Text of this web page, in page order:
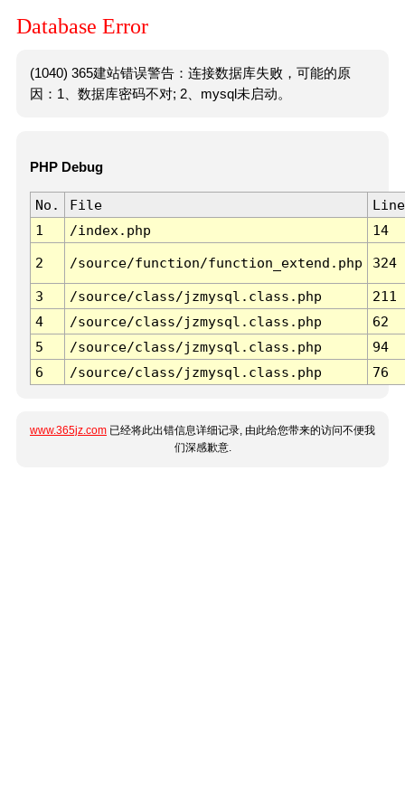
Database Error
(1040) 365建站错误警告：连接数据库失败，可能的原
因：1、数据库密码不对; 2、mysql未启动。
PHP Debug
No. File
Line
1
/index.php 14
2 /source/function/function_extend.php 324
3 /source/class/jzmysql.class.php
211
4
/source/class/jzmysql.class.php
62
5
/source/class/jzmysql.class.php
94
6
/source/class/jzmysql.class.php 76
www.365jz.com 已经将此出错信息详细记录, 由此给您带来的访问不便我
们深感歉意.